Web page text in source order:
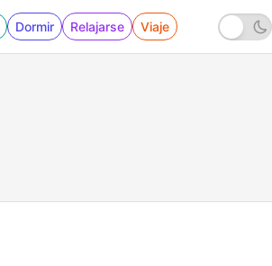
Dormir Relajarse Viaje